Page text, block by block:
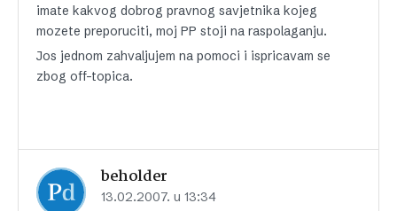
imate kakvog dobrog pravnog savjetnika kojeg
mozete preporuciti, moj PP stoji na raspolaganju.
Jos jednom zahvaljujem na pomoci i ispricavam se
zbog off-topica.
beholder
13.02.2007. u 13:34